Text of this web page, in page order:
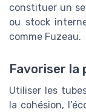
constituer un
ou stock
comme Fuzeau.
Favoriser la
Utiliser les
la cohésion,